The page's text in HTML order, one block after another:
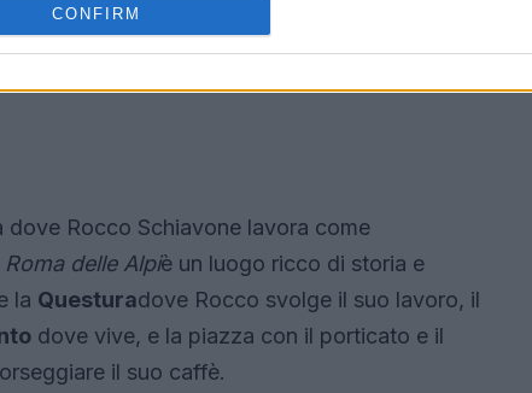
CONFIRM
dove Rocco Schiavone lavora come
Roma delle Alpiè un luogo ricco di storia e
la Questuradove Rocco svolge il suo lavoro, il
dove vive, e la piazza con il porticato e il
il suo caffè.